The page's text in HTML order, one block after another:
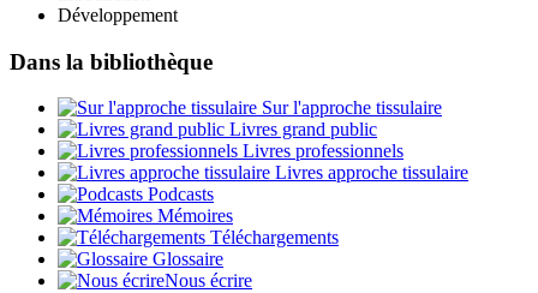
Développement
Dans la bibliothèque
Sur l'approche tissulaire
Livres grand public
Livres professionnels
Livres approche tissulaire
Podcasts
Mémoires
Téléchargements
Glossaire
Nous écrire